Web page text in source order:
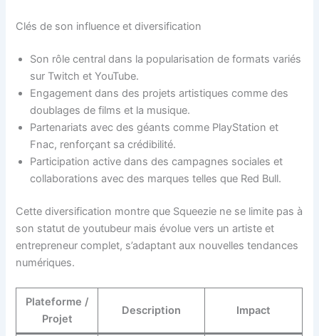
Clés de son influence et diversification
Son rôle central dans la popularisation de formats variés
sur Twitch et YouTube.
Engagement dans des projets artistiques comme des
doublages de films et la musique.
Partenariats avec des géants comme PlayStation et
Fnac, renforçant sa crédibilité.
Participation active dans des campagnes sociales et
collaborations avec des marques telles que Red Bull.
Cette diversification montre que Squeezie ne se limite pas à
son statut de youtubeur mais évolue vers un artiste et
entrepreneur complet, s’adaptant aux nouvelles tendances
numériques.
Plateforme /
Projet
Description Impact